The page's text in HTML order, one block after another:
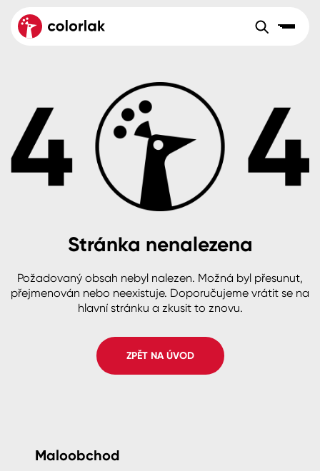
Velkoobchod Sortiment
Aktuality
Reference
O společnosti
B2B +420 800 145 555Po – Pá: 8:00–15:00
Česko
Slovensko Polsko Worldwide
Dřevo
Beton, asfalt, minerální podklady
Plast, sklo, keramika
Stěny
Fasády
Spreje
Colorlak Dekor
Colorlak Profi
Colorlak Pta
Stránka nenalezena
Požadovaný obsah nebyl nalezen. Možná byl přesunut,
přejmenován nebo neexistuje. Doporučujeme vrátit se na
hlavní stránku a zkusit to znovu.
ZPĚT NA ÚVOD
Maloobchod